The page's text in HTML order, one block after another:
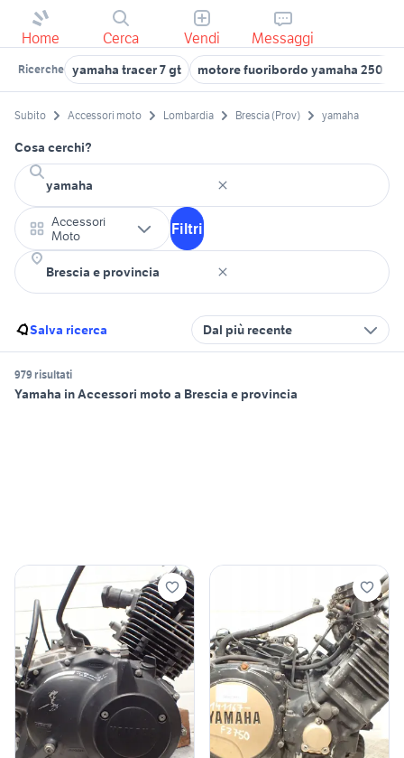
Home Cerca Vendi Messaggi
Ricerche yamaha tracer 7 gt motore fuoribordo yamaha 250 cv
Subito Accessori moto Lombardia Brescia (Prov) yamaha
Cosa cerchi?
Accessori
Moto
Filtri
Salva ricerca Dal più recente
979 risultati
Yamaha in Accessori moto a Brescia e provincia